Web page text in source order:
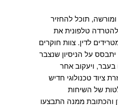
תוכל להחזיר
טלפונית את
לדין. צוות חוקרים
יתבסס על הניסיון שנצבר
ויעקוב אחר
ציוד טכנולוגי חדיש
של השיחות
והכתובת ממנה התבצעו